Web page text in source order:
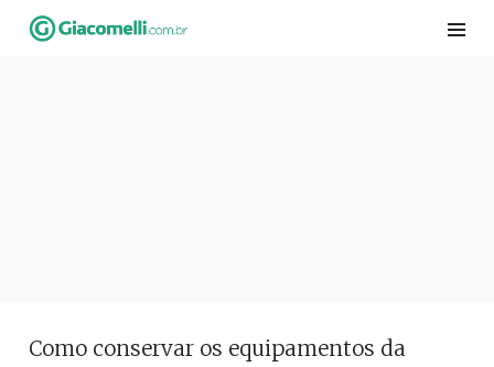
Skip
Como conservar os equipamentos da